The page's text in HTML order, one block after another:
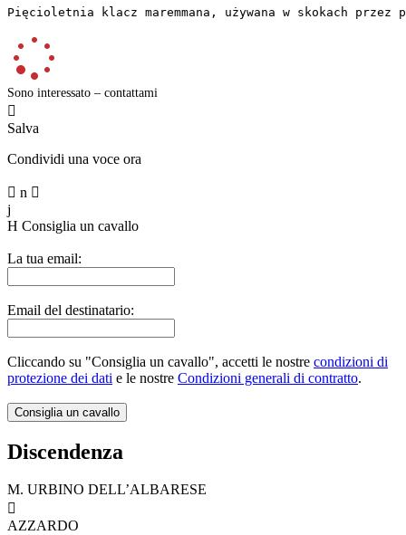
Pięcioletnia klacz maremmana, używana w skokach
Sono interessato – contattami

Salva
Condividi una voce ora
 n 
j
H Consiglia un cavallo
La tua email:
Email del destinatario:
Cliccando su "Consiglia un cavallo", accetti le nostre condizioni di
protezione dei dati e le nostre Condizioni generali di contratto.
Discendenza
M. URBINO DELL’ALBARESE

AZZARDO